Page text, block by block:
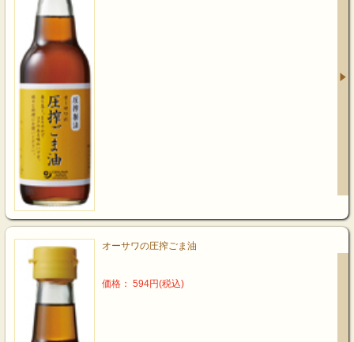
オーサワの圧搾ごま油
価格： 594円(税込)